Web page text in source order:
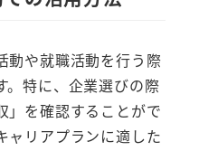
動や就職活動を行う際
。特に、企業選びの際
」を確認することがで
ャリアプランに適した